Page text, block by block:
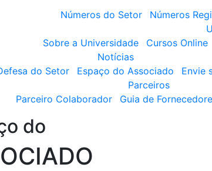
Números do Setor
Números
Sobre a Universidade
Cursos Online
Notícias
do Setor
Espaço do Associado Envie
Parceiros
Parceiro Colaborador
Guia de
do